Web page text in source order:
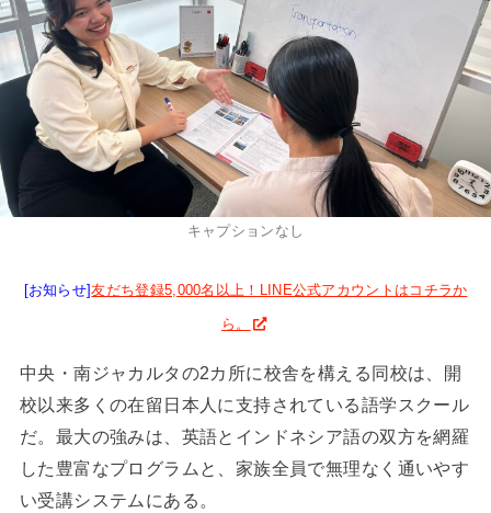
キャプションなし
[お知らせ]友だち登録5,000名以上！LINE公式アカウントはコチラか
ら。
中央・南ジャカルタの2カ所に校舎を構える同校は、開
校以来多くの在留日本人に支持されている語学スクール
だ。最大の強みは、英語とインドネシア語の双方を網羅
した豊富なプログラムと、家族全員で無理なく通いやす
い受講システムにある。